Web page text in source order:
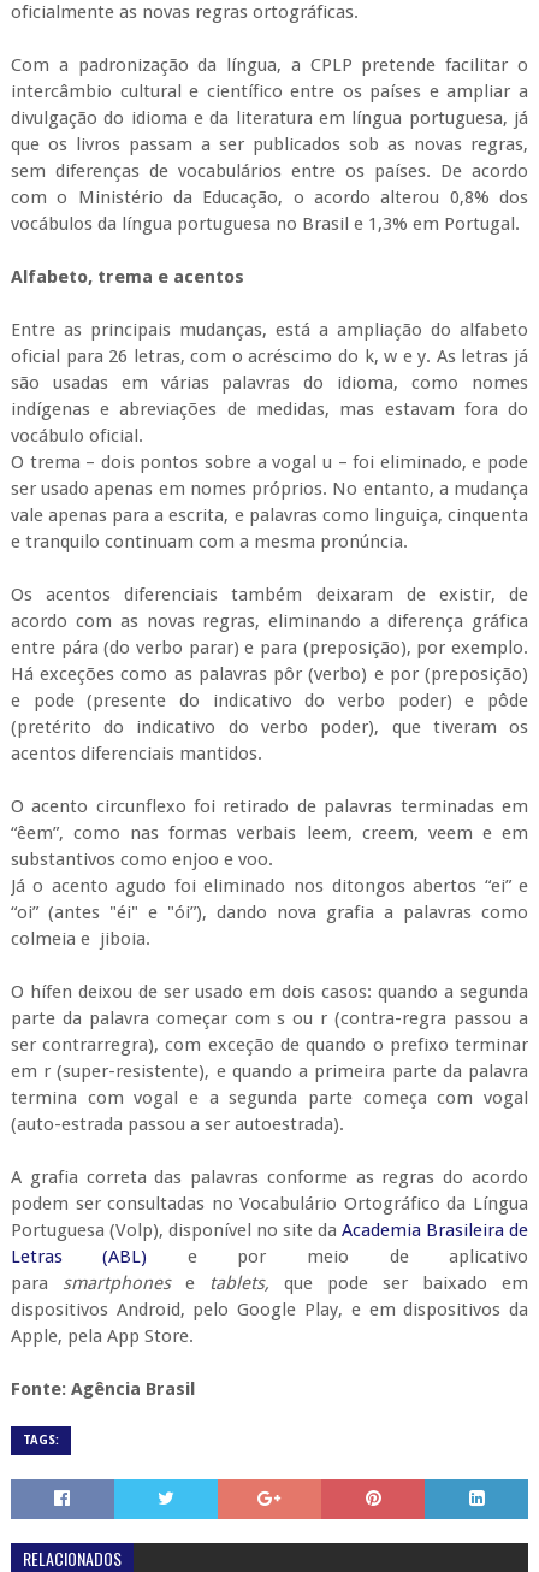
oficialmente as novas regras ortográficas.
Com a padronização da língua, a CPLP pretende facilitar o
intercâmbio cultural e científico entre os países e ampliar a
divulgação do idioma e da literatura em língua portuguesa, já
que os livros passam a ser publicados sob as novas regras,
sem diferenças de vocabulários entre os países. De acordo
com o Ministério da Educação, o acordo alterou 0,8% dos
vocábulos da língua portuguesa no Brasil e 1,3% em Portugal.
Alfabeto, trema e acentos
Entre as principais mudanças, está a ampliação do alfabeto
oficial para 26 letras, com o acréscimo do k, w e y. As letras já
são usadas em várias palavras do idioma, como nomes
indígenas e abreviações de medidas, mas estavam fora do
vocábulo oficial.
O trema – dois pontos sobre a vogal u – foi eliminado, e pode
ser usado apenas em nomes próprios. No entanto, a mudança
vale apenas para a escrita, e palavras como linguiça, cinquenta
e tranquilo continuam com a mesma pronúncia.
Os acentos diferenciais também deixaram de existir, de
acordo com as novas regras, eliminando a diferença gráfica
entre pára (do verbo parar) e para (preposição), por exemplo.
Há exceções como as palavras pôr (verbo) e por (preposição)
e pode (presente do indicativo do verbo poder) e pôde
(pretérito do indicativo do verbo poder), que tiveram os
acentos diferenciais mantidos.
O acento circunflexo foi retirado de palavras terminadas em
“êem”, como nas formas verbais leem, creem, veem e em
substantivos como enjoo e voo.
Já o acento agudo foi eliminado nos ditongos abertos “ei” e
“oi” (antes "éi" e "ói”), dando nova grafia a palavras como
colmeia e jiboia.
O hífen deixou de ser usado em dois casos: quando a segunda
parte da palavra começar com s ou r (contra-regra passou a
ser contrarregra), com exceção de quando o prefixo terminar
em r (super-resistente), e quando a primeira parte da palavra
termina com vogal e a segunda parte começa com vogal
(auto-estrada passou a ser autoestrada).
A grafia correta das palavras conforme as regras do acordo
podem ser consultadas no Vocabulário Ortográfico da Língua
Portuguesa (Volp), disponível no site daAcademia Brasileira de
Letras (ABL) e por meio de aplicativo
para smartphonese tablets,que pode ser baixado em
dispositivos Android, pelo Google Play, e em dispositivos da
Apple, pela App Store.
Fonte: Agência Brasil
TAGS:
RELACIONADOS